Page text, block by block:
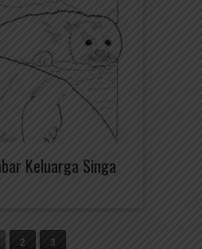
Keluarga Singa
2 3